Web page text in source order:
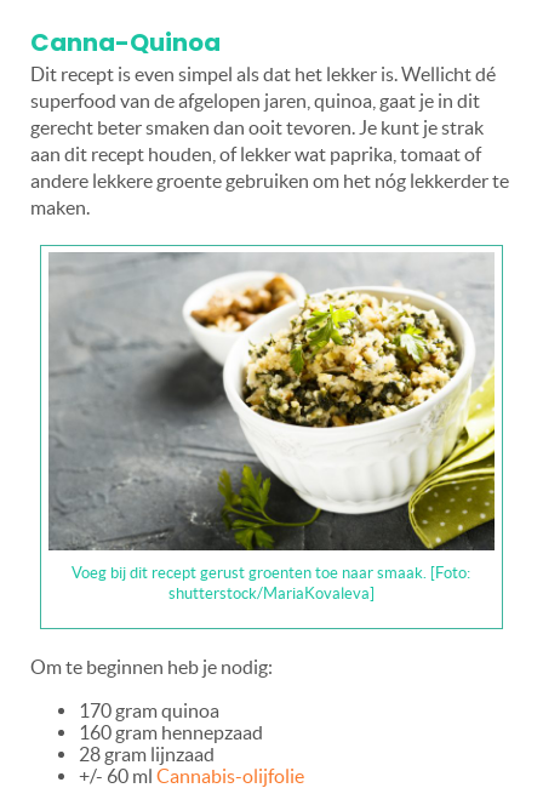
Canna-Quinoa
Dit recept is even simpel als dat het lekker is. Wellicht dé
superfood van de afgelopen jaren, quinoa, gaat je in dit
gerecht beter smaken dan ooit tevoren. Je kunt je strak
aan dit recept houden, of lekker wat paprika, tomaat of
andere lekkere groente gebruiken om het nóg lekkerder te
maken.
Voeg bij dit recept gerust groenten toe naar smaak. [Foto:
shutterstock/MariaKovaleva]
Om te beginnen heb je nodig:
170 gram quinoa
160 gram hennepzaad
28 gram lijnzaad
+/- 60 ml Cannabis-olijfolie